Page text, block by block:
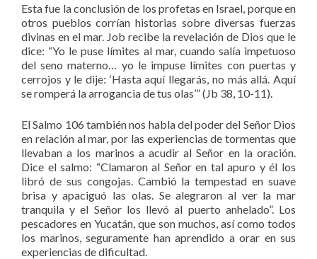
Esta fue la conclusión de los profetas en Israel, porque en
otros pueblos corrían historias sobre diversas fuerzas
divinas en el mar. Job recibe la revelación de Dios que le
dice: “Yo le puse límites al mar, cuando salía impetuoso
del seno materno… yo le impuse límites con puertas y
cerrojos y le dije: ‘Hasta aquí llegarás, no más allá. Aquí
se romperá la arrogancia de tus olas’” (Jb 38, 10-11).
El Salmo 106 también nos habla del poder del Señor Dios
en relación al mar, por las experiencias de tormentas que
llevaban a los marinos a acudir al Señor en la oración.
Dice el salmo: “Clamaron al Señor en tal apuro y él los
libró de sus congojas. Cambió la tempestad en suave
brisa y apaciguó las olas. Se alegraron al ver la mar
tranquila y el Señor los llevó al puerto anhelado”. Los
pescadores en Yucatán, que son muchos, así como todos
los marinos, seguramente han aprendido a orar en sus
experiencias de dificultad.